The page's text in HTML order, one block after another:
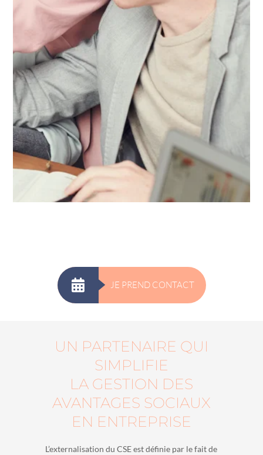
JE PREND CONTACT
UN PARTENAIRE QUI
SIMPLIFIE
LA GESTION DES
AVANTAGES SOCIAUX
EN ENTREPRISE
L’externalisation du CSE est définie par le fait de